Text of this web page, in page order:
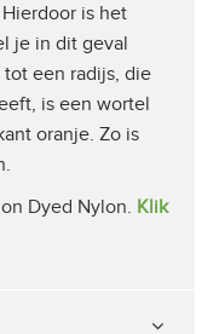
is het
je in dit geval
een radijs, die
is een wortel
oranje. Zo is
Dyed Nylon. Klik